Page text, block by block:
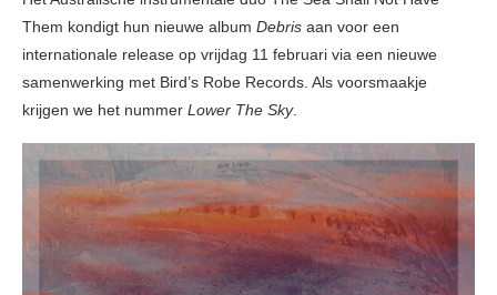
Them kondigt hun nieuwe album Debris aan voor een
internationale release op vrijdag 11 februari via een nieuwe
samenwerking met Bird’s Robe Records. Als voorsmaakje
krijgen we het nummer Lower The Sky.